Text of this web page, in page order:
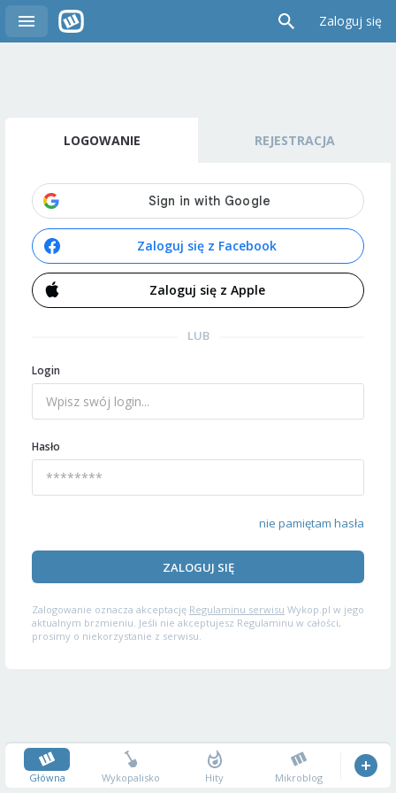
Zaloguj się
LOGOWANIE REJESTRACJA
Zaloguj się z Facebook
Zaloguj się z Apple
LUB
Login
Hasło
nie pamiętam hasła
ZALOGUJ SIĘ
Zalogowanie oznacza akceptację Regulaminu serwisu Wykop.pl w jego
aktualnym brzmieniu. Jeśli nie akceptujesz Regulaminu w całości,
prosimy o niekorzystanie z serwisu.
Główna Wykopalisko Hity Mikroblog